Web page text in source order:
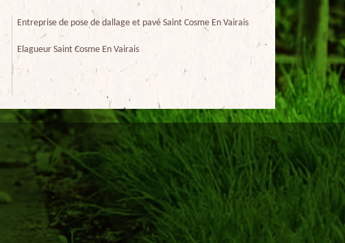
Entreprise de pose de dallage et pavé Saint Cosme En Vairais
Elagueur Saint Cosme En Vairais